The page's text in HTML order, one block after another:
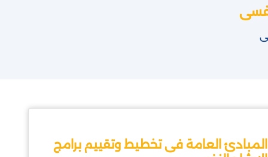
المبادئ العامة فى تخطيط وتقييم برامج